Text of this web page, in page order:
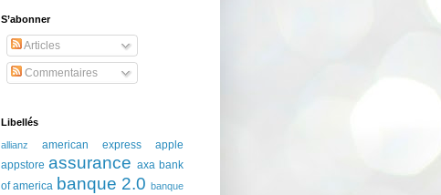
S’abonner
Articles
Commentaires
Libellés
allianz american express
apple
appstore assurance axa bank
of america banque 2.0 banque